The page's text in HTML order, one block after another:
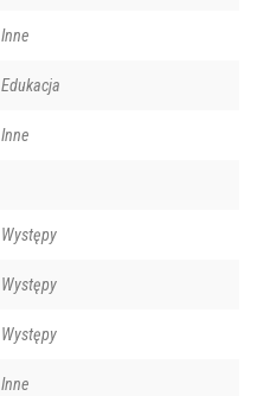
Inne
Edukacja
Inne
Występy
Występy
Występy
Inne